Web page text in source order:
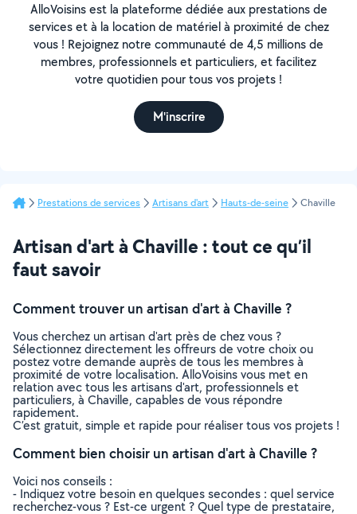
AlloVoisins est la plateforme dédiée aux prestations de
services et à la location de matériel à proximité de chez
vous ! Rejoignez notre communauté de 4,5 millions de
membres, professionnels et particuliers, et facilitez
votre quotidien pour tous vos projets !
M'inscrire
Prestations de services Artisans d'art Hauts-de-seine Chaville
Artisan d'art à Chaville : tout ce qu’il
faut savoir
Comment trouver un artisan d'art à Chaville ?
Vous cherchez un artisan d'art près de chez vous ?
Sélectionnez directement les offreurs de votre choix ou
postez votre demande auprès de tous les membres à
proximité de votre localisation. AlloVoisins vous met en
relation avec tous les artisans d'art, professionnels et
particuliers, à Chaville, capables de vous répondre
rapidement.
C’est gratuit, simple et rapide pour réaliser tous vos projets !
Comment bien choisir un artisan d'art à Chaville ?
Voici nos conseils :
- Indiquez votre besoin en quelques secondes : quel service
recherchez-vous ? Est-ce urgent ? Quel type de prestataire,